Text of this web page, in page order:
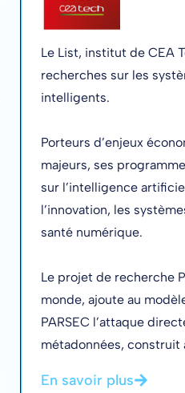
Le List, institut de CEA
recherches sur les
intelligents.
Porteurs d’enjeux
majeurs, ses
sur l’intelligence
l’innovation, les
santé numérique.
Le projet de recherche
monde, ajoute au
PARSEC l’attaque
métadonnées, construit
En savoir plus